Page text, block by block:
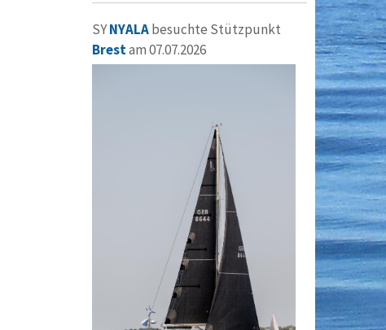
SYNYALAbesuchte Stützpunkt
Brestam 07.07.2026